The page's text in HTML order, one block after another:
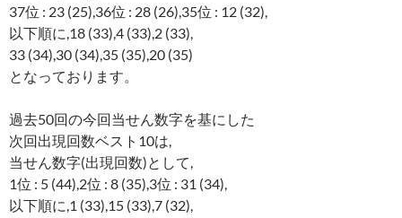
37位 : 23 (25),36位 : 28 (26),35位 : 12 (32),
以下順に,18 (33),4 (33),2 (33),
33 (34),30 (34),35 (35),20 (35)
となっております。
過去50回の今回当せん数字を基にした
次回出現回数ベスト10は,
当せん数字(出現回数)として,
1位 : 5 (44),2位 : 8 (35),3位 : 31 (34),
以下順に,1 (33),15 (33),7 (32),